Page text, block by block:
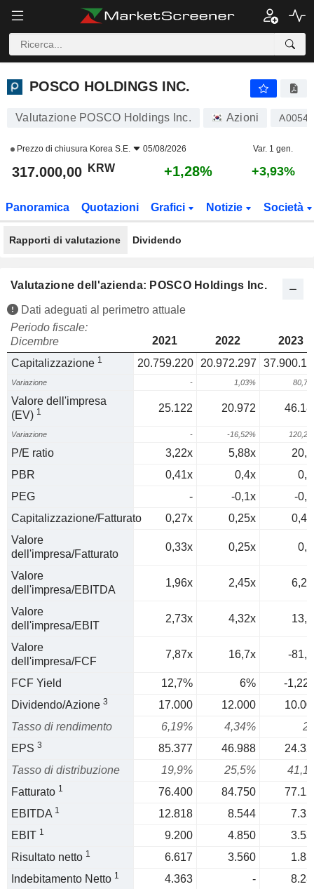
POSCO HOLDINGS INC.
POSCO HOLDINGS INC.
Valutazione POSCO Holdings Inc. Azioni
Prezzo di chiusura Korea S.E. 05/08/2026 Var. 1 gen.
317.000,00 KRW +1,28% +3,93%
Panoramica Quotazioni Grafici Notizie Società
Rapporti di valutazione Dividendo
Valutazione dell'azienda: POSCO Holdings Inc.
Dati adeguati al perimetro attuale
Periodo fiscale:
Dicembre
2021 2022
2023
Capitalizzazione 1 20.759.220 20.972.297
Variazione - 1,03%
Valore dell'impresa
(EV) 1 25.122 20.972
Variazione - -16,52%
P/E ratio 3,22x 5,88x
PBR
0,41x 0,4x
PEG
- -0,1x
-
Capitalizzazione/Fatturato
0,27x 0,25x
Valore
dell'impresa/Fatturato
0,33x 0,25x
Valore
dell'impresa/EBITDA
1,96x 2,45x
Valore
dell'impresa/EBIT
2,73x 4,32x
Valore
dell'impresa/FCF
7,87x 16,7x -
FCF Yield 12,7% 6%
-
Dividendo/Azione 3 17.000 12.000
Tasso di rendimento
6,19% 4,34%
EPS 3 85.377 46.988
Tasso di distribuzione
19,9% 25,5%
Fatturato 1 76.400 84.750
EBITDA 1 12.818 8.544
EBIT 1 9.200 4.850
Risultato netto 1 6.617 3.560
Indebitamento Netto 1 4.363 -